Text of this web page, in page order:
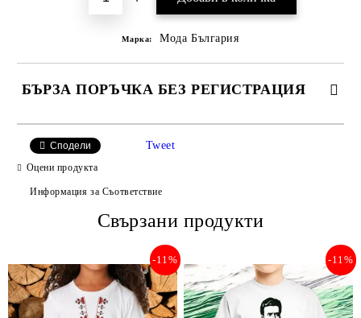
Марка: Мода България
БЪРЗА ПОРЪЧКА БЕЗ РЕГИСТРАЦИЯ
Съгласен съм сПолитиката за лични данни
Сподели Tweet
Оцени продукта
Информация за Съответствие
Свързани продукти
-11% -11%